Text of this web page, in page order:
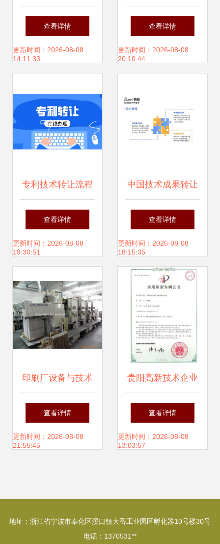
转让助力产品相册
新视觉升级
查看详情
更新时间：2026-08-08
14:11:33
图片
查看详情
更新时间：2026-08-08
20:10:44
专利技术转让流程
指南 从评估到落地
的完整操作步骤
查看详情
更新时间：2026-08-08
19:30:51
中国技术成果转让
现状、模式与展望
查看详情
更新时间：2026-08-08
18:15:35
印刷厂设备与技术
整体转让公告 开启
印刷投资新篇章
查看详情
更新时间：2026-08-08
21:55:45
贵阳高新技术企业
评定与发明专利代
办、技术转让全攻
查看详情
更新时间：2026-08-08
13:03:57
地址：浙江省宁波市奉化区溪口镇大岙工业园区孵化器10号楼30号
电话：1370531**